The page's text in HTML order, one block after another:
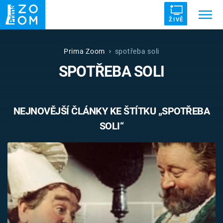
ŽIVĚ
UFO DRUHÁ SVĚTOVÁ VÁLKA
VETŘELCI DÁVNOVĚKU
Témata
Pořady
TV Program
Prima Zoom spotřeba soli
SPOTŘEBA SOLI
NEJNOVĚJŠÍ ČLÁNKY KE ŠTÍTKU „SPOTŘEBA
SOLI“